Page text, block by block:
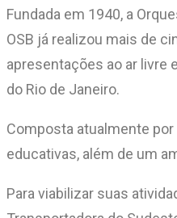
Fundada em 1940, a
OSB já realizou mais de
apresentações ao ar livre
do Rio de Janeiro.
Composta atualmente
educativas, além de um
Para viabilizar suas